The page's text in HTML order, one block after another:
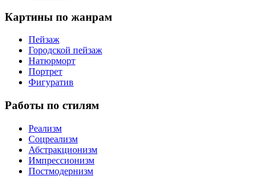
Картины по жанрам
Пейзаж
Городской пейзаж
Натюрморт
Портрет
Фигуратив
Работы по стилям
Реализм
Соцреализм
Абстракционизм
Импрессионизм
Постмодернизм